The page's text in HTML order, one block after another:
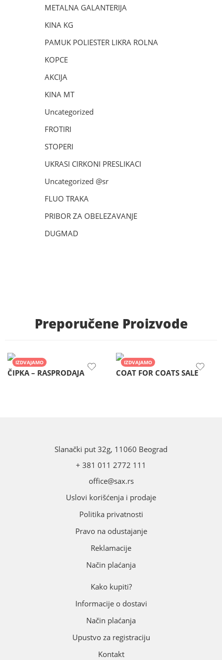
METALNA GALANTERIJA
KINA KG
PAMUK POLIESTER LIKRA ROLNA
KOPCE
AKCIJA
KINA MT
Uncategorized
FROTIRI
STOPERI
UKRASI CIRKONI PRESLIKACI
Uncategorized @sr
FLUO TRAKA
PRIBOR ZA OBELEZAVANJE
DUGMAD
Preporučene Proizvode
IZDVAJAMO
ČIPKA – RASPRODAJA
IZDVAJAMO
COAT FOR COATS SALE
Slanački put 32g, 11060 Beograd
+ 381 011 2772 111
office@sax.rs
Uslovi korišćenja i prodaje
Politika privatnosti
Pravo na odustajanje
Reklamacije
Način plaćanja
Kako kupiti?
Informacije o dostavi
Način plaćanja
Upustvo za registraciju
Kontakt